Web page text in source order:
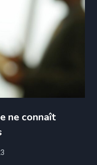
ne connaît